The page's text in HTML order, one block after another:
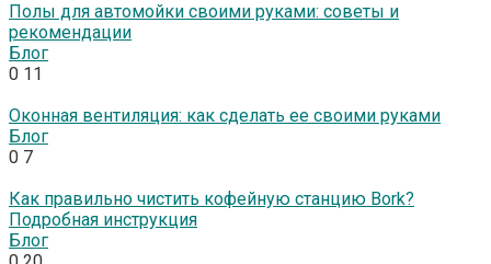
Полы для автомойки своими руками: советы и
рекомендации
Блог
0 11
Оконная вентиляция: как сделать ее своими руками
Блог
0 7
Как правильно чистить кофейную станцию Bork?
Подробная инструкция
Блог